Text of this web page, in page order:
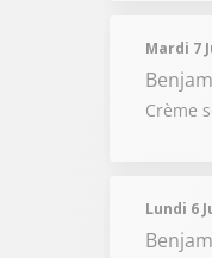
Mardi 7
Crème
Lundi 6